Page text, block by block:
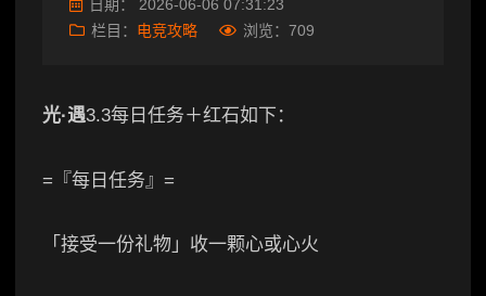
日期： 2026-06-06 07:31:23
栏目： 电竞攻略 浏览： 709
光·遇3.3每日任务＋红石如下：
=『每日任务』=
「接受一份礼物」收一颗心或心火